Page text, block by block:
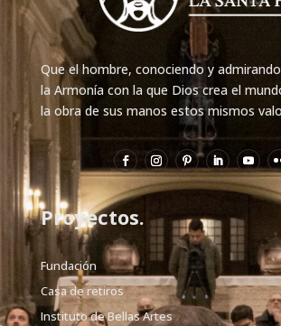
Que el hombre, conociendo y
la Armonía con la que Dios crea el
la obra de sus manos estos mismos
Proyectos.
Fundación
Casa de retiros
Instituto de Bellas Artes